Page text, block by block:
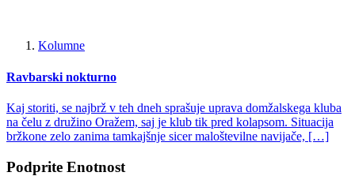
Kolumne
Ravbarski nokturno
Kaj storiti, se najbrž v teh dneh sprašuje uprava domžalskega kluba
na čelu z družino Oražem, saj je klub tik pred kolapsom. Situacija
bržkone zelo zanima tamkajšnje sicer maloštevilne navijače, […]
Podprite Enotnost